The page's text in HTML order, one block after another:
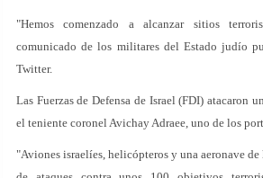
"Hemos comenzado a alcanzar sitios
comunicado de los militares del Estado judío
Twitter.
Las Fuerzas de Defensa de Israel (FDI) atacaron
el teniente coronel Avichay Adraee, uno de los
"Aviones israelíes, helicópteros y una aeronave